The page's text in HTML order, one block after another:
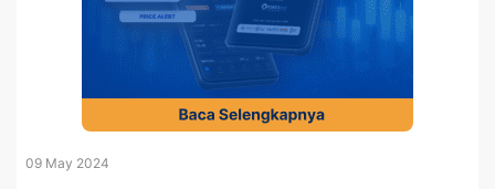
09 May 2024